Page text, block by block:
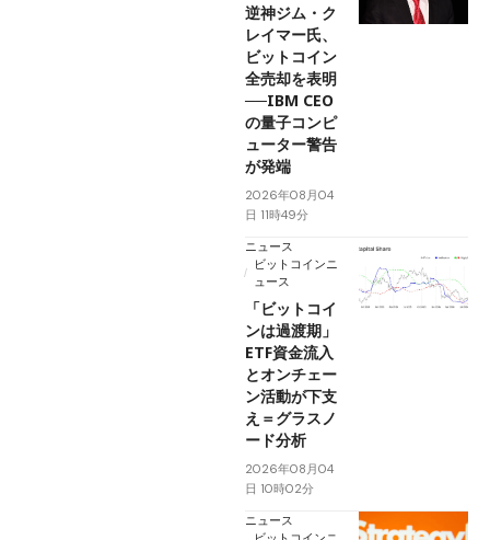
逆神ジム・ク
レイマー氏、
ビットコイン
全売却を表明
──IBM CEO
の量子コンピ
ューター警告
が発端
2026年08月04
日 11時49分
ニュース
ビットコインニ
ュース
「ビットコイ
ンは過渡期」
ETF資金流入
とオンチェー
ン活動が下支
え＝グラスノ
ード分析
2026年08月04
日 10時02分
ニュース